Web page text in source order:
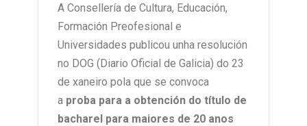
A Consellería de Cultura, Educación,
Formación Preofesional e
Universidades publicou unha resolución
no DOG (Diario Oficial de Galicia) do 23
de xaneiro pola que se convoca
a proba para a obtención do título de
bacharel para maiores de 20 anos